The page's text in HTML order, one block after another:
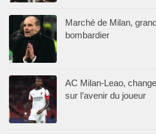
Marché de Milan,
bombardier
AC Milan-Leao,
sur l’avenir du joueur